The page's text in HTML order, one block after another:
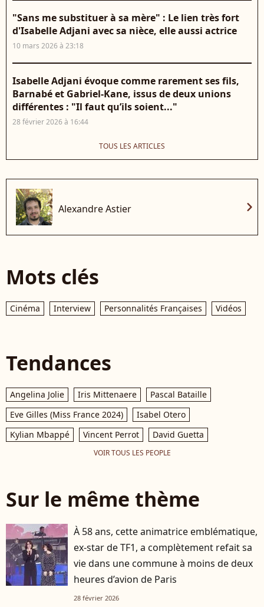
"Sans me substituer à sa mère" : Le lien très fort
d'Isabelle Adjani avec sa nièce, elle aussi actrice
10 mars 2026 à 23:18
Isabelle Adjani évoque comme rarement ses fils,
Barnabé et Gabriel-Kane, issus de deux unions
différentes : "Il faut qu’ils soient..."
28 février 2026 à 16:44
TOUS LES ARTICLES
Alexandre Astier chevron_right
Mots clés
Cinéma Interview Personnalités Françaises Vidéos
Tendances
Angelina Jolie Iris Mittenaere
Pascal Bataille
Eve Gilles (Miss France 2024)
Isabel Otero
Kylian Mbappé
Vincent Perrot David Guetta
VOIR TOUS LES PEOPLE
Sur le même thème
À 58 ans, cette animatrice emblématique,
ex-star de TF1, a complètement refait sa
vie dans une commune à moins de deux
heures d’avion de Paris
28 février 2026